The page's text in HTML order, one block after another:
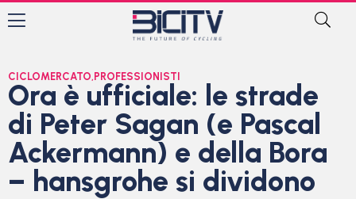
CICLOMERCATO, PROFESSIONISTI
Ora è ufficiale: le strade
di Peter Sagan (e Pascal
Ackermann) e della Bora
– hansgrohe si dividono